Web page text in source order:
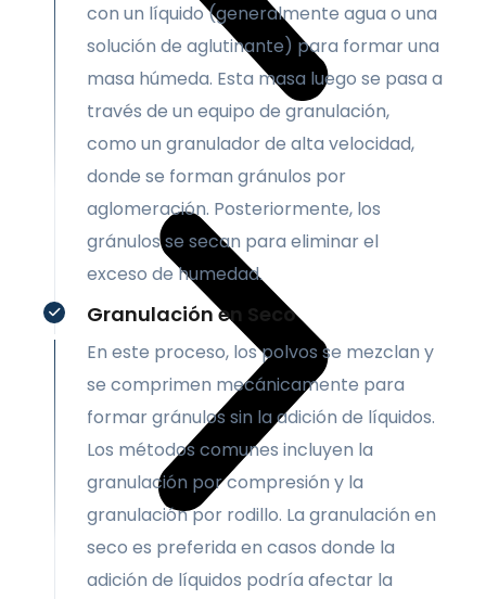
con un líquido (generalmente agua o una
solución de aglutinante) para formar una
masa húmeda. Esta masa luego se pasa a
través de un equipo de granulación,
como un granulador de alta velocidad,
donde se forman gránulos por
aglomeración. Posteriormente, los
gránulos se secan para eliminar el
exceso de humedad.
Granulación en Seco
En este proceso, los polvos se mezclan y
se comprimen mecánicamente para
formar gránulos sin la adición de líquidos.
Los métodos comunes incluyen la
granulación por compresión y la
granulación por rodillo. La granulación en
seco es preferida en casos donde la
adición de líquidos podría afectar la